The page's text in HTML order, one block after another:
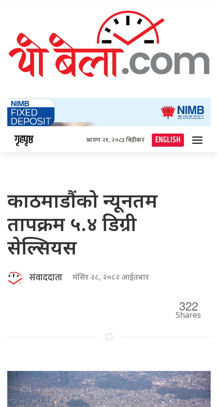
गृहपृष्ठ श्रावण २१, २०८३ बिहीबार ENGLISH
काठमाडौंको न्यूनतम
तापक्रम ५.४ डिग्री
सेल्सियस
संवाददाता मंसिर २८, २०८२ आईतबार
322
Shares